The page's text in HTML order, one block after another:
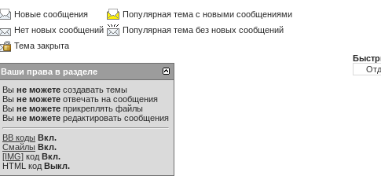
Новые сообщения
Популярная тема с новыми сообщениями
Нет новых сообщений
Популярная тема без новых сообщений
Тема закрыта
Ваши права в разделе
Вы не можете создавать темы
Вы не можете отвечать на сообщения
Вы не можете прикреплять файлы
Вы не можете редактировать сообщения
BB коды Вкл.
Смайлы Вкл.
[IMG] код Вкл.
HTML код Выкл.